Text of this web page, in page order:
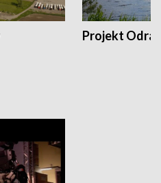
Projekt Odra